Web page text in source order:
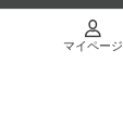
マイページ